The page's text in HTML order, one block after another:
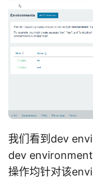
我们看到dev
dev
操作均针对该